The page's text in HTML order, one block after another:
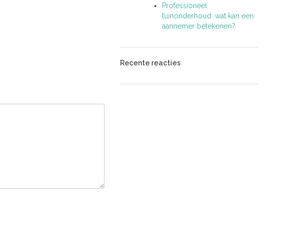
Professioneel
tuinonderhoud: wat kan een
aannemer betekenen?
Recente reacties